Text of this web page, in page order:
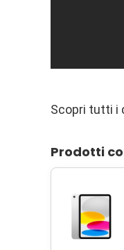
Scopri tutti i
Prodotti